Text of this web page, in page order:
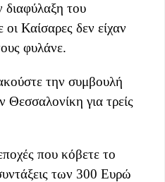
διαφύλαξη του
Καίσαρες δεν είχαν
φυλάνε.
την συμβουλή
για τρείς
που κόβετε το
των 300 Ευρώ